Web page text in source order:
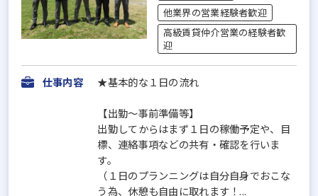
他業界の営業経験者歓迎
高級賃貸仲介営業の経験者歓
迎
仕事内容 ★基本的な１日の流れ
【出勤〜事前準備等】
出勤してからはまず１日の稼働予定や、目
標、連絡事項などの共有・確認を行いま
す。
（１日のプランニングは自分自身でおこな
う為、休憩も自由に取れます！...